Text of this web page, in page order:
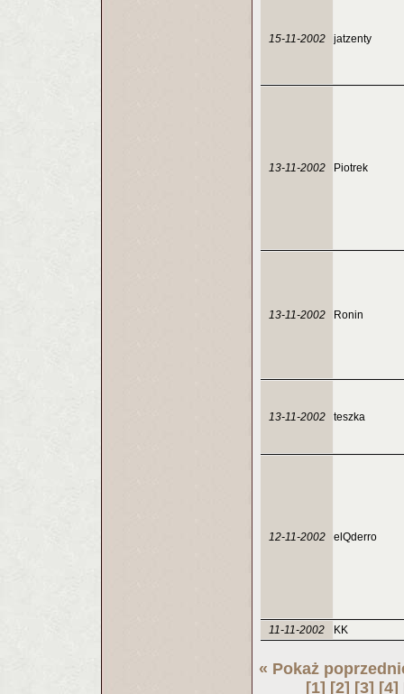
15-11-2002 jatzenty
13-11-2002 Piotrek
13-11-2002 Ronin
13-11-2002 teszka
12-11-2002 elQderro
11-11-2002 KK
« Pokaż
[1] [2] [3] [4]